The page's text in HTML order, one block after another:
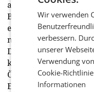
aus Wien an Board,
Beleuchtungen und
erweckt, wobei die
nachhaltig mittels
Die weitere
klimafreundlich
Ökostrom, die
Elektrofahrzeugen
Wir verwenden
verbessern.
unserer
Verwendung
Cookie-
Informationen